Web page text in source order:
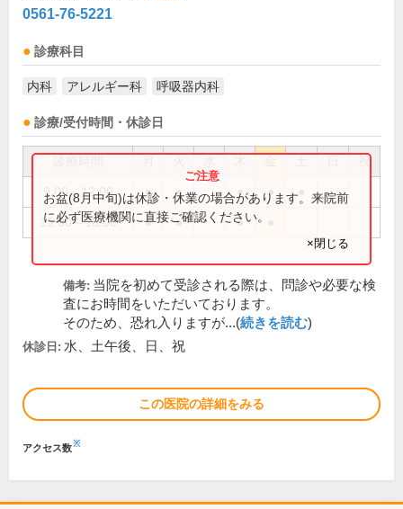
0561-76-5221
診療科目
内科 アレルギー科 呼吸器内科
診療/受付時間・休診日
祝
9:00～12:00 ● ● ● ●
15:00～18:00 ● ● ●
お盆(8月中旬)は休診・休業の場合があります。来院前
に必ず医療機関に直接ご確認ください。
×閉じる
備考: 当院を初めて受診される際は、問診や必要な検
査にお時間をいただいております。
そのため、恐れ入りますが...(続きを読む)
休診日: 水、土午後、日、祝
この医院の詳細をみる
アクセス数※